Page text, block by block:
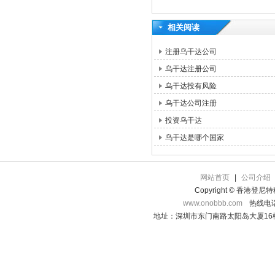
相关阅读
注册乌干达公司
乌干达注册公司
乌干达投有风险
乌干达公司注册
投资乌干达
乌干达是哪个国家
网站首页
公司介绍
Copyright © 香港登尼特
www.onobbb.com
热线电
地址：深圳市东门南路太阳岛大厦